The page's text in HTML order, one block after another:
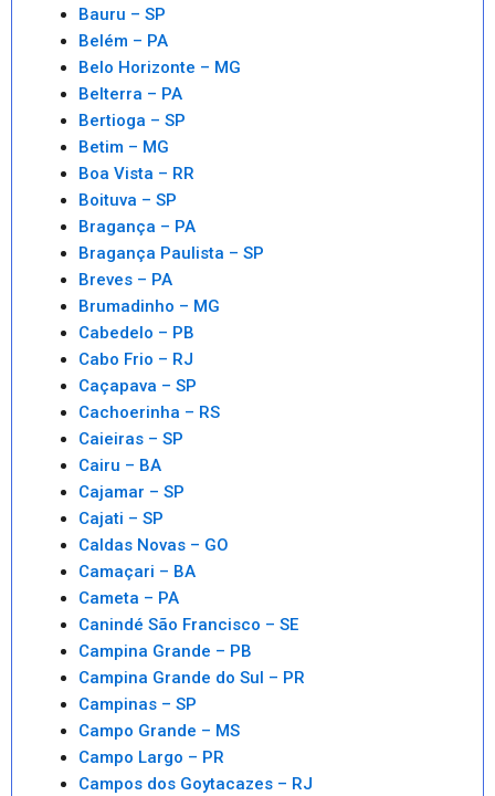
Bauru – SP
Belém – PA
Belo Horizonte – MG
Belterra – PA
Bertioga – SP
Betim – MG
Boa Vista – RR
Boituva – SP
Bragança – PA
Bragança Paulista – SP
Breves – PA
Brumadinho – MG
Cabedelo – PB
Cabo Frio – RJ
Caçapava – SP
Cachoerinha – RS
Caieiras – SP
Cairu – BA
Cajamar – SP
Cajati – SP
Caldas Novas – GO
Camaçari – BA
Cameta – PA
Canindé São Francisco – SE
Campina Grande – PB
Campina Grande do Sul – PR
Campinas – SP
Campo Grande – MS
Campo Largo – PR
Campos dos Goytacazes – RJ